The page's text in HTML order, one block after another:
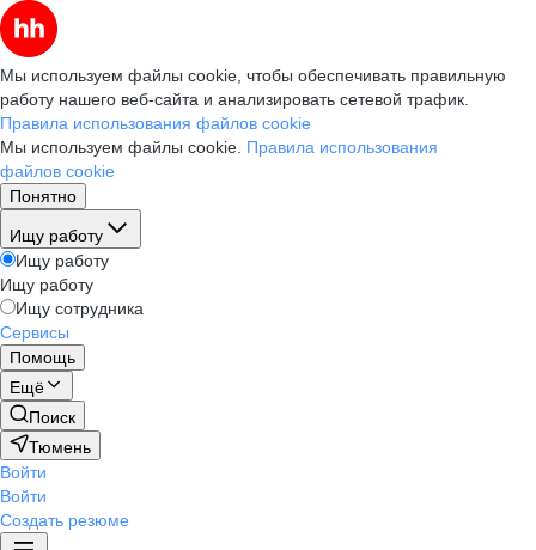
Мы используем файлы cookie, чтобы обеспечивать правильную
работу нашего веб-сайта и анализировать сетевой трафик.
Правила использования файлов cookie
Мы используем файлы cookie. Правила использования
файлов cookie
Понятно
Ищу работу
Ищу работу
Ищу работу
Ищу сотрудника
Сервисы
Помощь
Ещё
Поиск
Тюмень
Войти
Войти
Создать резюме